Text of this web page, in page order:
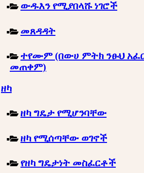
ውዱእን የሚያበላሹ ነገሮች
መጸዳዳት
ተየሙም (በውሀ ምትክ ንፁህ
መጠቀም)
ዘካ
ዘካ ግዴታ የሚሆንባቸው
ዘካ የሚሰጣቸው ወገኖች
የዘካ ግዴታነት መስፈርቶች